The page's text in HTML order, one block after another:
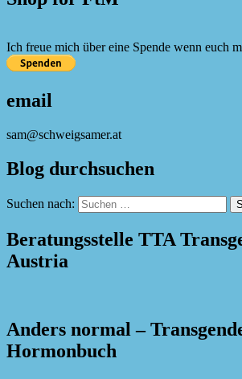
Ich freue mich über eine Spende wenn euch
email
sam@schweigsamer.at
Blog durchsuchen
Suchen nach:
Beratungsstelle TTA
Austria
Anders normal –
Hormonbuch